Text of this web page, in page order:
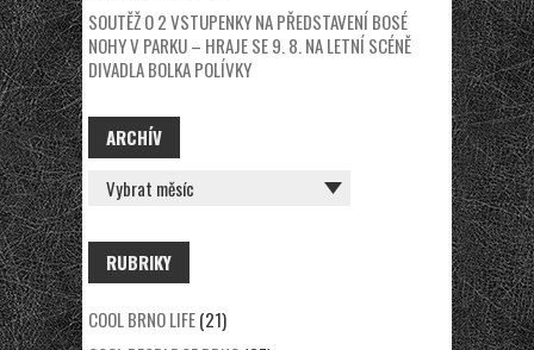
SOUTĚŽ O 2 VSTUPENKY NA PŘEDSTAVENÍ BOSÉ
NOHY V PARKU – HRAJE SE 9. 8. NA LETNÍ SCÉNĚ
DIVADLA BOLKA POLÍVKY
ARCHÍV
ARCHÍV
RUBRIKY
COOL BRNO LIFE(21)